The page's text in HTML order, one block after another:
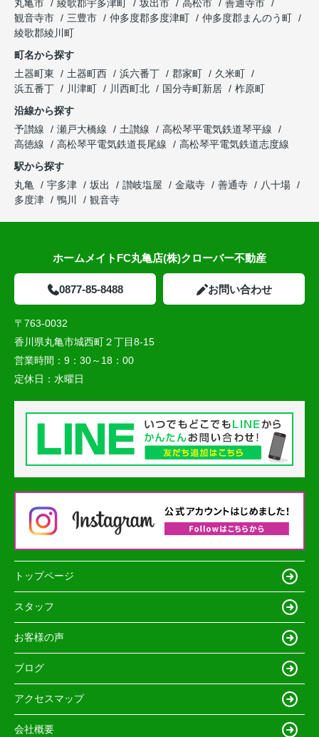
丸亀市
綾歌郡宇多津町 坂出市 高松市
善通寺市
観音寺市
三豊市 仲多度郡多度津町
仲多度郡まんのう町
綾歌郡綾川町
町名から探す
土器町東
土器町西 浜六番丁 郡家町
久米町
浜五番丁
川津町 川西町北 国分寺町新居
柞原町
沿線から探す
予讃線
瀬戸大橋線 土讃線
高松琴平電気鉄道琴平線
高徳線
高松琴平電気鉄道長尾線
高松琴平電気鉄道志度線
駅から探す
丸亀
宇多津 坂出 讃岐塩屋 金蔵寺 善通寺
八十場
多度津
鴨川 観音寺
ホームメイトFC丸亀店(株)クローバー不動産
0877-85-8488 お問い合わせ
〒763-0032
香川県丸亀市城西町２丁目8-15
営業時間： 9：30～18：00
定休日： 水曜日
トップページ
スタッフ
お客様の声
ブログ
アクセスマップ
会社概要